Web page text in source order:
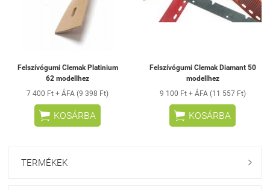
Felszívógumi Clemak Platinium
62 modellhez
7 400 Ft + ÁFA (9 398 Ft)
 KOSÁRBA
Felszívógumi Clemak Diamant 50
modellhez
9 100 Ft + ÁFA (11 557 Ft)
 KOSÁRBA
TERMÉKEK 